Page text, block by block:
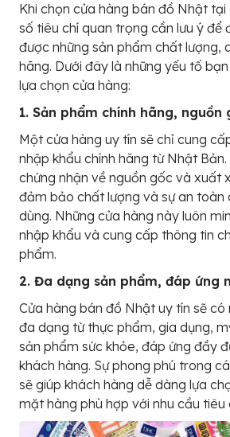
Khi chọn cửa hàng bán đồ Nhật
số tiêu chí quan trọng cần lưu ý để
được những sản phẩm chất lượng,
hãng. Dưới đây là những yếu tố
lựa chọn cửa hàng:
1. Sản phẩm chính hãng, nguồn
Một cửa hàng uy tín sẽ chỉ cung
nhập khẩu chính hãng từ Nhật
chứng nhận về nguồn gốc và xuất
đảm bảo chất lượng và sự an toàn
dùng. Những cửa hàng này luôn
nhập khẩu và cung cấp thông tin
phẩm.
2. Đa dạng sản phẩm, đáp ứng
Cửa hàng bán đồ Nhật uy tín sẽ có
đa dạng từ thực phẩm, gia dụng,
sản phẩm sức khỏe, đáp ứng đầy
khách hàng. Sự phong phú trong
sẽ giúp khách hàng dễ dàng lựa
mặt hàng phù hợp với nhu cầu tiêu